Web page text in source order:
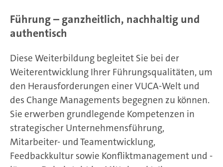
Führung – ganzheitlich, nachhaltig und
authentisch
Diese Weiterbildung begleitet Sie bei der
Weiterentwicklung Ihrer Führungsqualitäten, um
den Herausforderungen einer VUCA-Welt und
des Change Managements begegnen zu können.
Sie erwerben grundlegende Kompetenzen in
strategischer Unternehmensführung,
Mitarbeiter- und Teamentwicklung,
Feedbackkultur sowie Konfliktmanagement und -